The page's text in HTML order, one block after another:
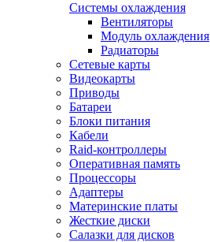
Системы охлаждения
Вентиляторы
Модуль охлаждения
Радиаторы
Сетевые карты
Видеокарты
Приводы
Батареи
Блоки питания
Кабели
Raid-контроллеры
Оперативная память
Процессоры
Адаптеры
Материнские платы
Жесткие диски
Салазки для дисков